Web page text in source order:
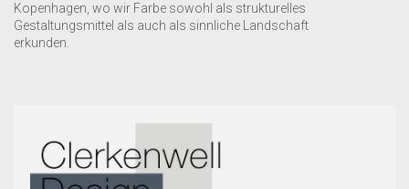
Kopenhagen, wo wir Farbe sowohl als strukturelles
Gestaltungsmittel als auch als sinnliche Landschaft
erkunden.